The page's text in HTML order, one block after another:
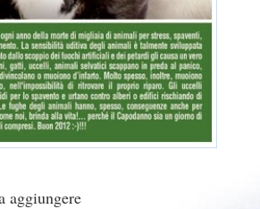
aggiungere